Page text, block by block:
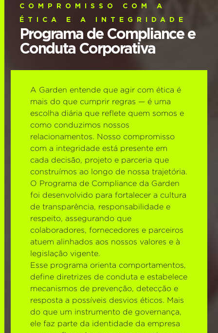
COMPROMISSO COM A
ÉTICA E A INTEGRIDADE
Programa de Compliance e
Conduta Corporativa
A Garden entende que agir com ética é
mais do que cumprir regras — é uma
escolha diária que reflete quem somos e
como conduzimos nossos
relacionamentos. Nosso compromisso
com a integridade está presente em
cada decisão, projeto e parceria que
construímos ao longo de nossa trajetória.
O Programa de Compliance da Garden
foi desenvolvido para fortalecer a cultura
de transparência, responsabilidade e
respeito, assegurando que
colaboradores, fornecedores e parceiros
atuem alinhados aos nossos valores e à
legislação vigente.
Esse programa orienta comportamentos,
define diretrizes de conduta e estabelece
mecanismos de prevenção, detecção e
resposta a possíveis desvios éticos. Mais
do que um instrumento de governança,
ele faz parte da identidade da empresa